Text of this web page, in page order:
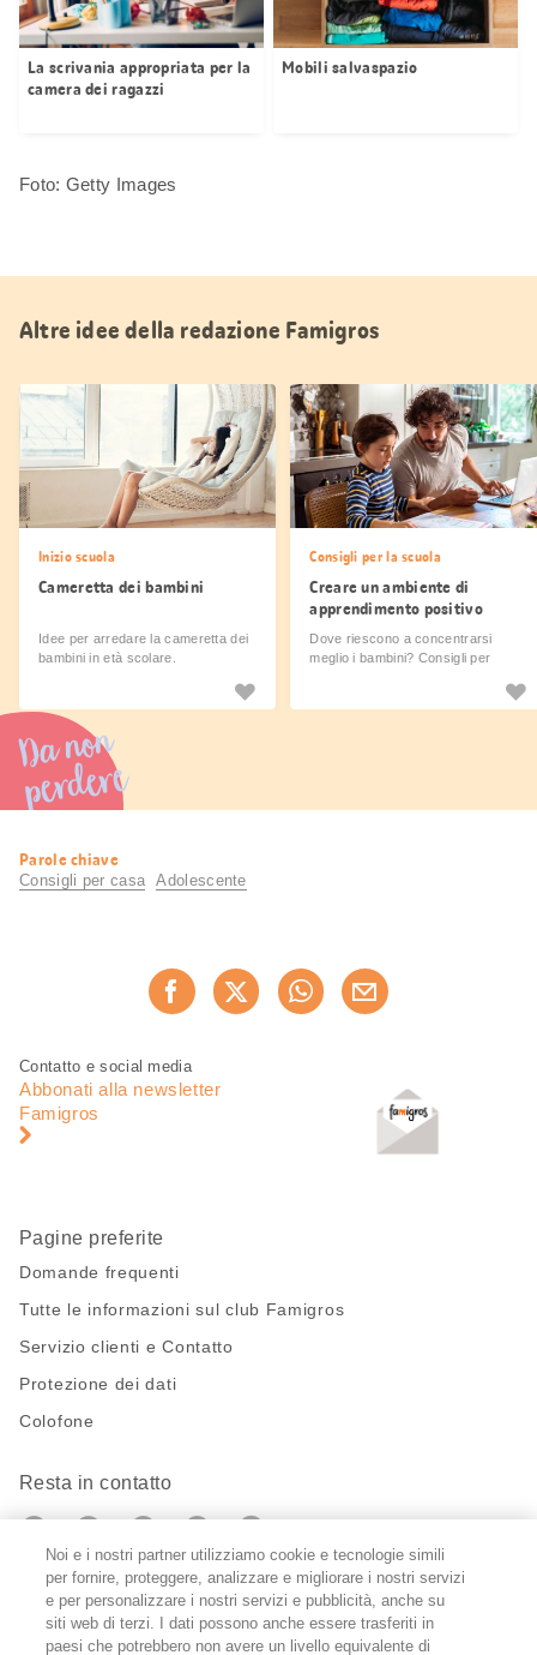
La scrivania appropriata per la
camera dei ragazzi
Mobili salvaspazio
Foto: Getty Images
Altre idee della redazione Famigros
Inizio scuola
Cameretta dei bambini
Idee per arredare la cameretta dei
bambini in età scolare.
Consigli per la scuola
Creare un ambiente di
apprendimento positivo
Dove riescono a concentrarsi
meglio i bambini? Consigli per
Da non
perdere
Informazioni
utili
Parole chiave
Consigli per casa Adolescente
Consiglia ora
Piè
pagina
Navigazione
pagina
Contatto e social media
Abbonati alla newsletter
Famigros
Pagine preferite
Domande frequenti
Tutte le informazioni sul club Famigros
Servizio clienti e Contatto
Protezione dei dati
Colofone
Resta in contatto
https://twitter.com/migros?
https://www.youtube.com/user/
PinterestInstagram
Impostazioni cookie
Noi e i nostri partner utilizziamo cookie e tecnologie simili
per fornire, proteggere, analizzare e migliorare i nostri servizi
e per personalizzare i nostri servizi e pubblicità, anche su
siti web di terzi. I dati possono anche essere trasferiti in
paesi che potrebbero non avere un livello equivalente di